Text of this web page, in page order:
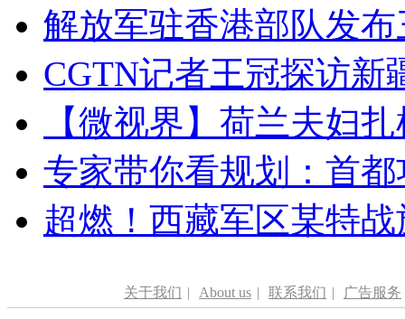
解放军驻香港部队发
CGTN记者王冠探访新
【微视界】荷兰夫妇
专家带你看规划：首
超燃！西藏军区某特
关于我们 | About us | 联系我们 | 广告服务